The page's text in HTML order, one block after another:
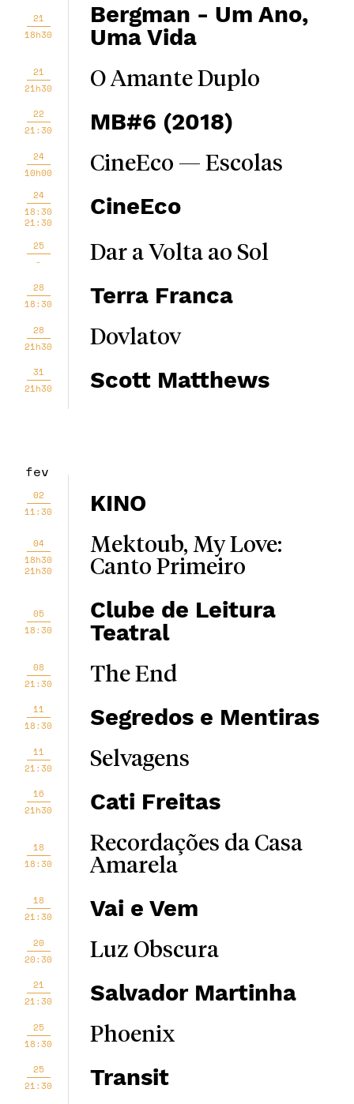
21
18h30
Bergman - Um Ano,
Uma Vida
21
21h30
O Amante Duplo
22
21:30
MB#6 (2018)
24
10h00
CineEco — Escolas
24
18:30
21:30
CineEco
25
-
Dar a Volta ao Sol
28
18:30
Terra Franca
28
21h30
Dovlatov
31
21h30
Scott Matthews
fev
02
11:30
KINO
04
18h30
21h30
Mektoub, My Love:
Canto Primeiro
05
18:30
Clube de Leitura
Teatral
08
21:30
The End
11
18:30
Segredos e Mentiras
11
21:30
Selvagens
16
21h30
Cati Freitas
18
18:30
Recordações da Casa
Amarela
18
21:30
Vai e Vem
20
20:30
Luz Obscura
21
21:30
Salvador Martinha
25
18:30
Phoenix
25
21:30
Transit